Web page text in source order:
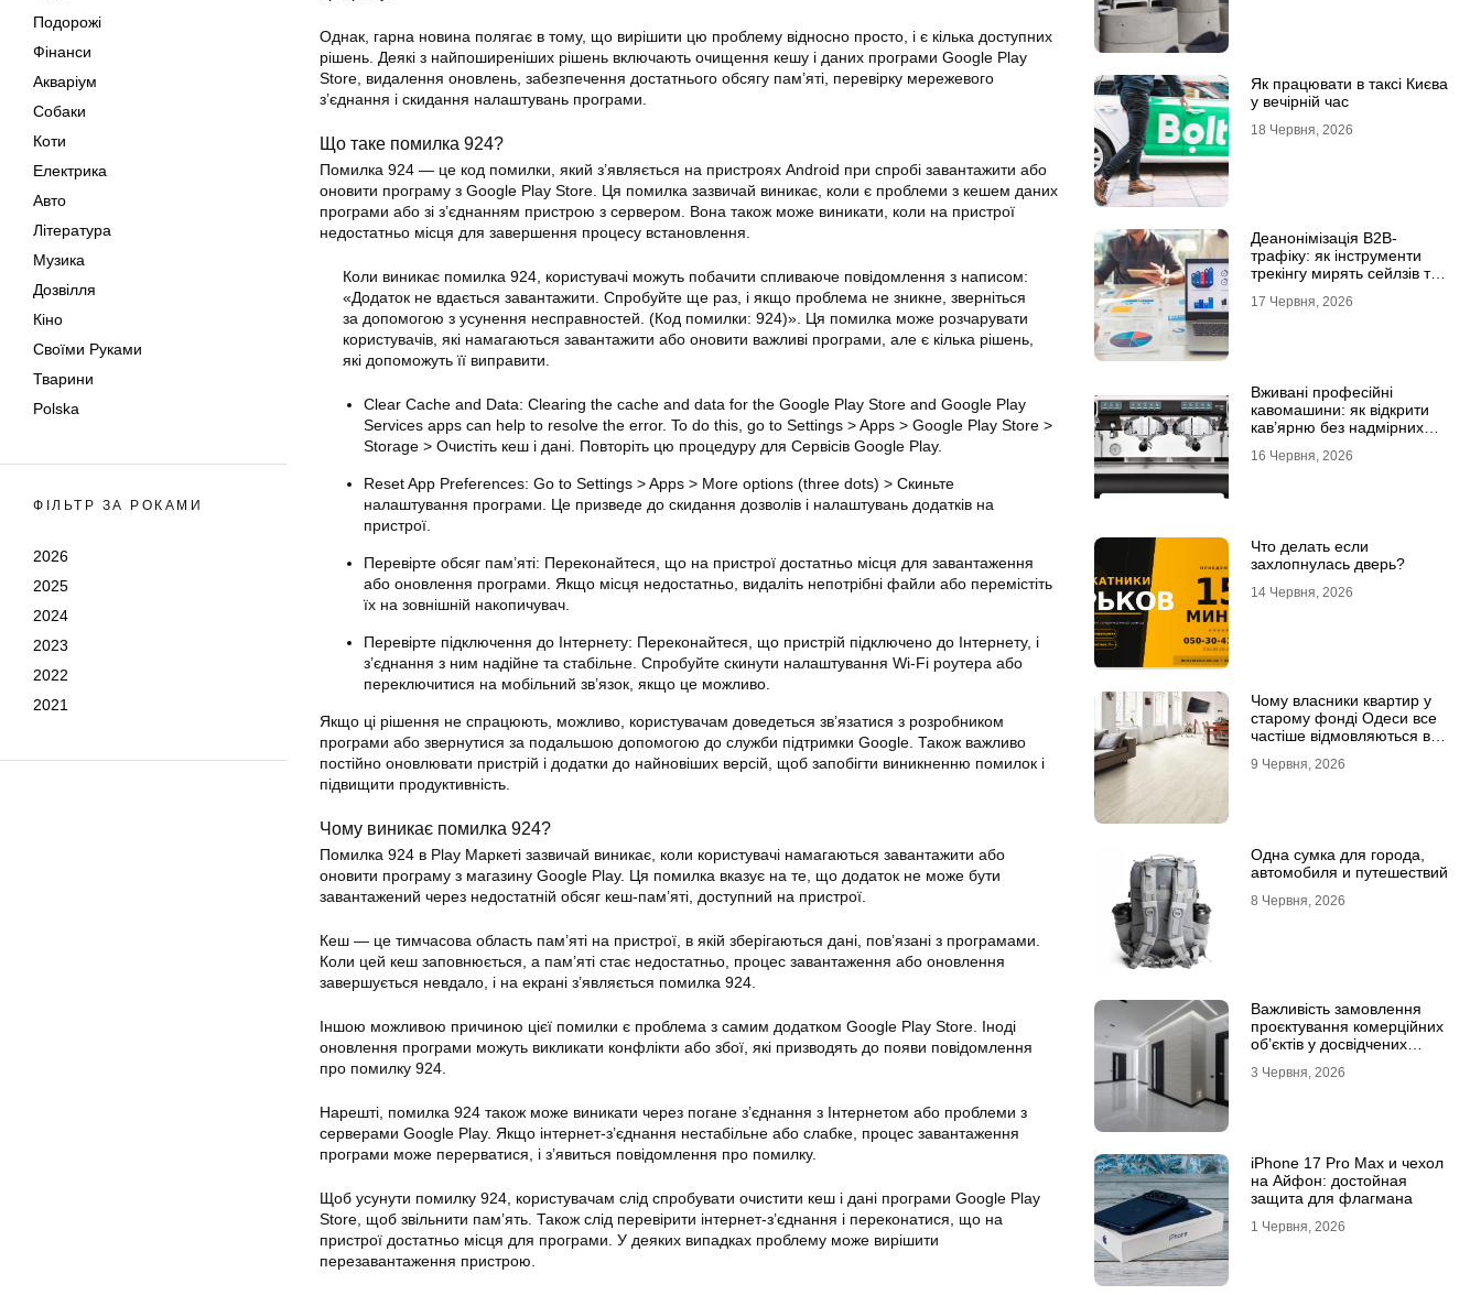
Подорожі
Фінанси
Акваріум
Собаки
Коти
Електрика
Авто
Література
Музика
Дозвілля
Кіно
Своїми Руками
Тварини
Polska
ФІЛЬТР ЗА РОКАМИ
2026
2025
2024
2023
2022
2021
Однак, гарна новина полягає в тому, що вирішити цю проблему відносно просто, і є кілька доступних
рішень. Деякі з найпоширеніших рішень включають очищення кешу і даних програми Google Play
Store, видалення оновлень, забезпечення достатнього обсягу пам’яті, перевірку мережевого
з’єднання і скидання налаштувань програми.
Що таке помилка 924?
Помилка 924 — це код помилки , який з’являється на пристроях Android при спробі завантажити або
оновити програму з Google Play Store. Ця помилка зазвичай виникає, коли є проблеми з кешем даних
програми або зі з’єднанням пристрою з сервером. Вона також може виникати, коли на пристрої
недостатньо місця для завершення процесу встановлення.
Коли виникає помилка 924, користувачі можуть побачити спливаюче повідомлення з написом:
«Додаток не вдається завантажити. Спробуйте ще раз, і якщо проблема не зникне, зверніться
за допомогою з усунення несправностей. (Код помилки: 924)». Ця помилка може розчарувати
користувачів, які намагаються завантажити або оновити важливі програми, але є кілька рішень,
які допоможуть її виправити.
Clear Cache and Data: Clearing the cache and data for the Google Play Store and Google Play
Services apps can help to resolve the error. To do this, go to Settings > Apps > Google Play Store >
Storage > Очистіть кеш і дані. Повторіть цю процедуру для Сервісів Google Play.
Reset App Preferences: Go to Settings > Apps > More options (three dots) > Скиньте
налаштування програми. Це призведе до скидання дозволів і налаштувань додатків на
пристрої.
Перевірте обсяг пам’яті: Переконайтеся, що на пристрої достатньо місця для завантаження
або оновлення програми. Якщо місця недостатньо, видаліть непотрібні файли або перемістіть
їх на зовнішній накопичувач.
Перевірте підключення до Інтернету: Переконайтеся, що пристрій підключено до Інтернету, і
з’єднання з ним надійне та стабільне. Спробуйте скинути налаштування Wi-Fi роутера або
переключитися на мобільний зв’язок, якщо це можливо.
Якщо ці рішення не спрацюють, можливо, користувачам доведеться зв’язатися з розробником
програми або звернутися за подальшою допомогою до служби підтримки Google. Також важливо
постійно оновлювати пристрій і додатки до найновіших версій, щоб запобігти виникненню помилок і
підвищити продуктивність.
Чому виникає помилка 924?
Помилка 924 в Play Маркеті зазвичай виникає, коли користувачі намагаються завантажити або
оновити програму з магазину Google Play. Ця помилка вказує на те, що додаток не може бути
завантажений через недостатній обсяг кеш-пам’яті, доступний на пристрої.
Кеш — це тимчасова область пам’яті на пристрої, в якій зберігаються дані, пов’язані з програмами.
Коли цей кеш заповнюється, а пам’яті стає недостатньо, процес завантаження або оновлення
завершується невдало, і на екрані з’являється помилка 924.
Іншою можливою причиною цієї помилки є проблема з самим додатком Google Play Store. Іноді
оновлення програми можуть викликати конфлікти або збої, які призводять до появи повідомлення
про помилку 924.
Нарешті, помилка 924 також може виникати через погане з’єднання з Інтернетом або проблеми з
серверами Google Play. Якщо інтернет-з’єднання нестабільне або слабке, процес завантаження
програми може перерватися, і з’явиться повідомлення про помилку.
Щоб усунути помилку 924, користувачам слід спробувати очистити кеш і дані програми Google Play
Store, щоб звільнити пам’ять. Також слід перевірити інтернет-з’єднання і переконатися, що на
пристрої достатньо місця для програми. У деяких випадках проблему може вирішити
перезавантаження пристрою.
Як працювати в таксі Києва
у вечірній час
18 Червня, 2026
Деанонімізація B2B-
трафіку: як інструменти
трекінгу мирять сейлзів та
17 Червня, 2026
Вживані професійні
кавомашини: як відкрити
кав’ярню без надмірних
16 Червня, 2026
Что делать если
захлопнулась дверь?
14 Червня, 2026
Чому власники квартир у
старому фонді Одеси все
частіше відмовляються від
ламінату
9 Червня, 2026
Одна сумка для города,
автомобиля и путешествий
8 Червня, 2026
Важливість замовлення
проєктування комерційних
об’єктів у досвідчених
3 Червня, 2026
iPhone 17 Pro Max и чехол
на Айфон: достойная
защита для флагмана
1 Червня, 2026